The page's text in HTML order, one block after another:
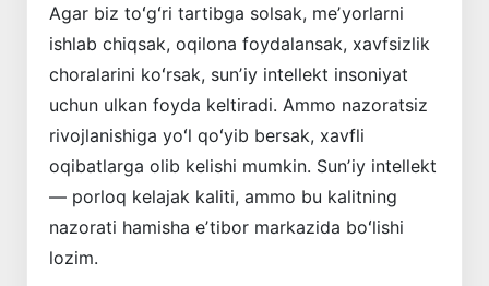
Agar biz toʻgʻri tartibga solsak, meʼyorlarni
ishlab chiqsak, ­oqilona foydalansak, xavfsizlik
choralarini koʻrsak, sunʼiy intellekt insoniyat
uchun ulkan foyda keltiradi. Ammo nazoratsiz
rivojlanishiga yoʻl qoʻyib bersak, xavfli
oqibatlarga olib kelishi mumkin. Sunʼiy intellekt
— porloq kelajak kaliti, ammo bu kalitning
nazorati hamisha eʼtibor markazida boʻlishi
lozim.